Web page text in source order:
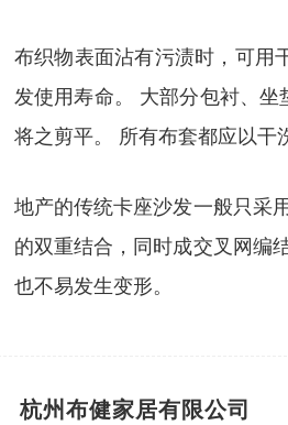
布织物表面沾有污渍时，可用
发使用寿命。 大部分包衬、
将之剪平。 所有布套都应以干
地产的传统卡座沙发一般只采
的双重结合，同时成交叉网编
也不易发生变形。
杭州布健家居有限公司